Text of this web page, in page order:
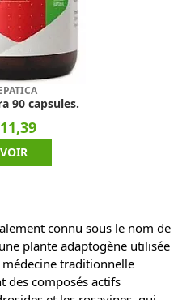
90 capsules.
VOIR
connu sous le nom de
plante adaptogène utilisée
médecine traditionnelle
des composés actifs